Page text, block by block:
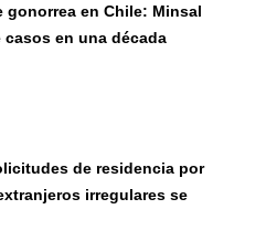
gonorrea en Chile: Minsal
casos en una década
de residencia por
irregulares se